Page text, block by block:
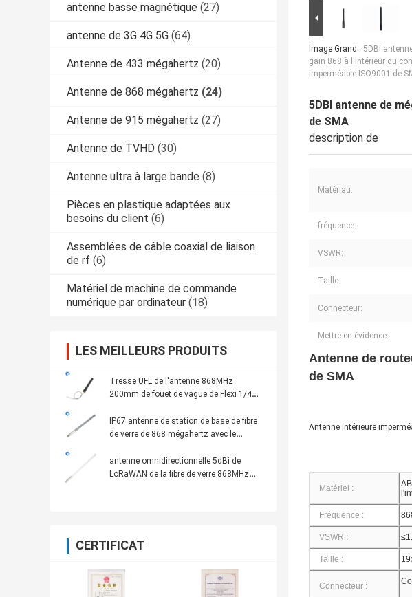
antenne basse magnétique (27)
antenne de 3G 4G 5G (64)
Antenne de 433 mégahertz (20)
Antenne de 868 mégahertz (24)
Antenne de 915 mégahertz (27)
Antenne de TVHD (30)
Antenne ultra à large bande (8)
Pièces en plastique adaptées aux
besoins du client (6)
Assemblées de câble coaxial de liaison
de rf (6)
Matériel de machine de commande
numérique par ordinateur (18)
LES MEILLEURS PRODUITS
Tresse UFL de l'antenne 868MHz
200mm de fouet de vague de Flexi 1/4
IP67 antenne de station de base de fibre
de verre de 868 mégahertz avec le
antenne omnidirectionnelle 5dBi de
LoRaWAN de la fibre de verre 868MHz
CERTIFICAT
Image Grand : 5DBI
gain 868 à l'intérieur du
imperméable ISO9001 de
5DBI antenne de
de SMA
description de
Matériau:
fréquence:
VSWR:
Taille:
Connecteur:
Mettre en évidence:
Antenne de
de SMA
Antenne intérieure
Matériel :
Fréquence :
VSWR :
Taille :
Connecteur :